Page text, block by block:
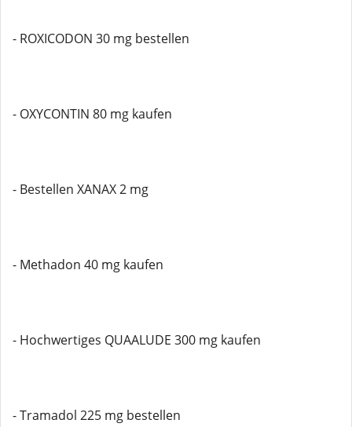
- ROXICODON 30 mg bestellen
- OXYCONTIN 80 mg kaufen
- Bestellen XANAX 2 mg
- Methadon 40 mg kaufen
- Hochwertiges QUAALUDE 300 mg kaufen
- Tramadol 225 mg bestellen